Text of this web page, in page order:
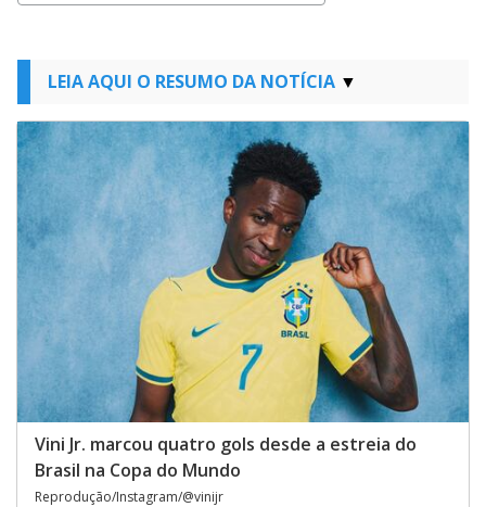
LEIA AQUI O RESUMO DA NOTÍCIA
Vini Jr. marcou quatro gols desde a estreia do
Brasil na Copa do Mundo
Reprodução/Instagram/@vinijr